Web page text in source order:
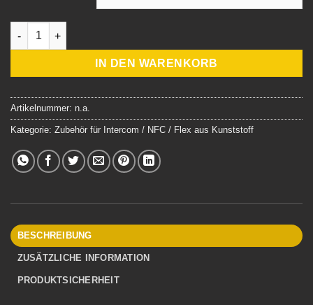
Loxone Intercom/NFC Adapter schräg für Direktmontage auf
IN DEN WARENKORB
Artikelnummer: n.a.
Kategorie: Zubehör für Intercom / NFC / Flex aus Kunststoff
BESCHREIBUNG
ZUSÄTZLICHE INFORMATION
PRODUKTSICHERHEIT